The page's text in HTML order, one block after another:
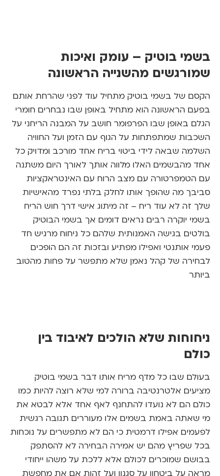
בוטיק – עומק ואיכות
מהשנייה הראשונה
של בשמי בוטיק מתחיל עוד לפני שהרחת אותם
הראשונה הוא מתחיל באופן שבו נבחרים חומרי
באופן שבו הפרפומר חושב על המבנה הריחני על
שמתפתחות על הגוף עם הזמן ועל החוויה
שבאה לידי ביטוי בריח אחד מורכב ומדויק כל
האלו מלווה אותך לאורך היום משתנה
עם מצב הרוח עם האינטראקציות
מה שהופך אותו לחלק בלתי נפרד מהאישיות
לא עוד ריח – זה מיתוג אישי דרך חוש הריח
יוקרה רבים נראים דומים אך בשמי הבוטיק
בגישה האמנותית שלהם כל ניחוח מרגיש חד
אותנטי ואפילו מפתיע ובזכות זה הם הופכים
של קהל נאמן שלא מתפשר על פחות מהטוב
שלא הולכים לאיבוד בין
שבו כל מדף מריח אותו דבר בשמי בוטיק
אלטרנטיבה ברורה למי שלא רוצה להיות כמו
הם לא נועדו להתחנף לאף אחד אלא לבטא את
באמת בשמים אלו מעוררים תגובה רגשית
אפילו דרמטית כי הם לא מתפשרים על נוכחות
מהם יש אמירה הבחירה לא להסתפק
שמוכרים לכולם אלא ללכת על משהו ייחודי
על ביטחון על סגנון ועל זהות אם את מחפשת